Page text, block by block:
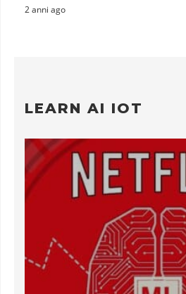
2 anni ago
LEARN AI IOT